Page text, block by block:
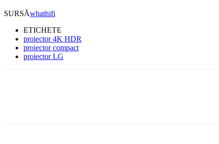
SURSĂwhathifi
ETICHETE
proiector 4K HDR
proiector compact
proiector LG